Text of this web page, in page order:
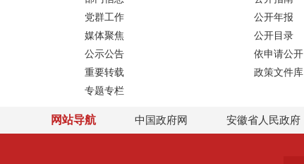
党群工作
媒体聚焦
公示公告
重要转载
专题专栏
公开年报
公开目录
依申请公开
政策文件库
网站导航 中国政府网 安徽省人民政府